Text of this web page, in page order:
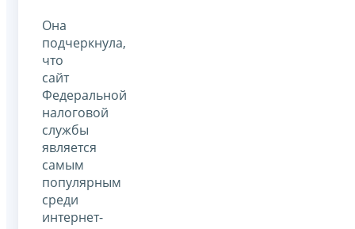
Она
подчеркнула,
что
сайт
Федеральной
налоговой
службы
является
самым
популярным
среди
интернет-